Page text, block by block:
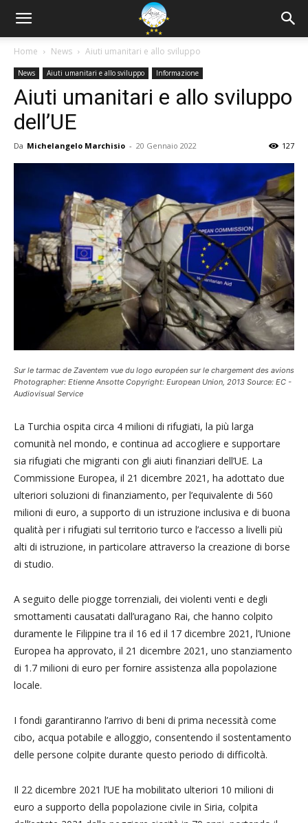
Home News Aiuti umanitari e allo sviluppo
News Aiuti umanitari e allo sviluppo Informazione
Aiuti umanitari e allo sviluppo
dell’UE
Da Michelangelo Marchisio - 20 Gennaio 2022 127
Sur le tarmac de Zaventem vue du logo européen sur le chargement des avions
Photographer: Etienne Ansotte Copyright: European Union, 2013 Source: EC -
Audiovisual Service
La Turchia ospita circa 4 milioni di rifugiati, la più larga
comunità nel mondo, e continua ad accogliere e supportare
sia rifugiati che migranti con gli aiuti finanziari dell’UE. La
Commissione Europea, il 21 dicembre 2021, ha adottato due
ulteriori soluzioni di finanziamento, per l’equivalente di 560
milioni di euro, a supporto di un istruzione inclusiva e di buona
qualità per i rifugiati sul territorio turco e l’accesso a livelli più
alti di istruzione, in particolare attraverso la creazione di borse
di studio.
A seguito delle piogge torrenziali, dei violenti venti e degli
smottamenti causatati dall’uragano Rai, che hanno colpito
duramente le Filippine tra il 16 ed il 17 dicembre 2021, l’Unione
Europea ha approvato, il 21 dicembre 2021, uno stanziamento
di 1.7 milioni di euro per fornire assistenza alla popolazione
locale.
I fondi garantiranno l’arrivo di beni di prima necessità come
cibo, acqua potabile e alloggio, consentendo il sostentamento
delle persone colpite durante questo periodo di difficoltà.
Il 22 dicembre 2021 l’UE ha mobilitato ulteriori 10 milioni di
euro a supporto della popolazione civile in Siria, colpita